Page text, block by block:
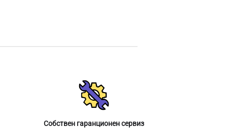
Собствен гаранционен сервиз